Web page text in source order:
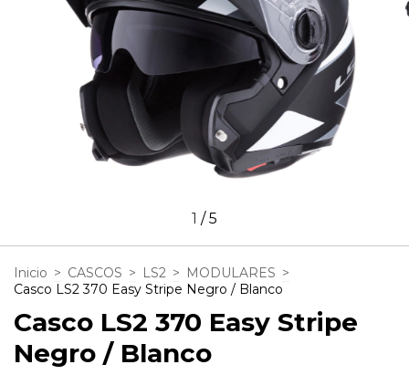
1 /5
Inicio > CASCOS > LS2 > MODULARES >
Casco LS2 370 Easy Stripe Negro / Blanco
Casco LS2 370 Easy Stripe
Negro / Blanco